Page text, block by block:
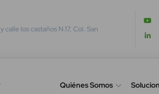
los castaños N.17, Col. San
Quiénes Somos